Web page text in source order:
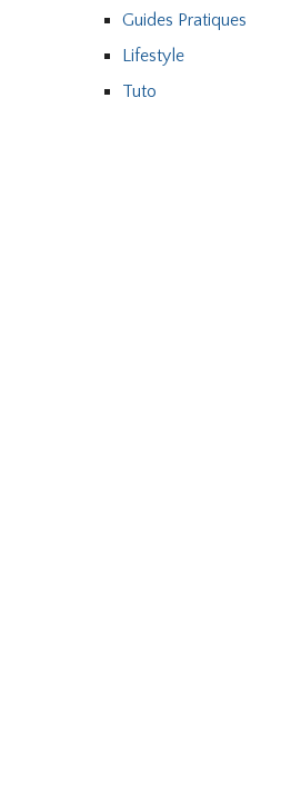
Guides Pratiques
Lifestyle
Tuto